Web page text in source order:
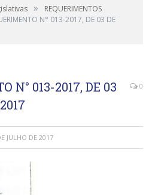
»
REQUERIMENTOS
N° 013-2017, DE 03 DE
N° 013-2017, DE 03
0
JULHO DE 2017